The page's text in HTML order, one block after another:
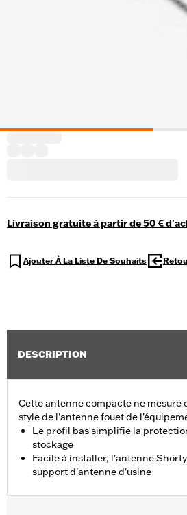
Livraison gratuite à partir de 50 €
Ajouter À La Liste De Souhaits
DESCRIPTION
Cette antenne compacte ne mesure
style de l'antenne fouet de
Le profil bas simplifie la
stockage
Facile à installer, l'antenne
support d'antenne d'usine